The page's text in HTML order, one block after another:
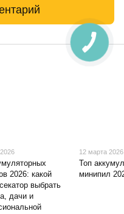
2026: какой
выбрать
дачи и
12 марта 2026
Топ
минипил